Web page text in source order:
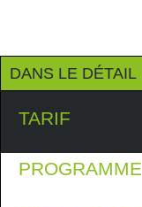
DANS LE DÉTAIL
TARIF
PROGRAMME